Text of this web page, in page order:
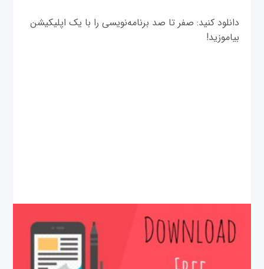
دانلود کنید: صفر تا صد برنامه‌نویسی را با یک اپلیکیشن
بیاموزید!